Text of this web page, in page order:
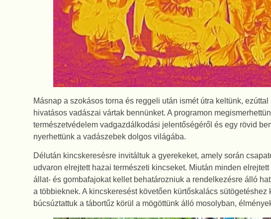
Másnap a szokásos torna és reggeli után ismét útra keltünk,
hivatásos vadászai vártak bennünket. A programon
természetvédelem vadgazdálkodási jelentőségéről és egy rövid
nyerhettünk a vadászebek dolgos világába.
Délután kincskeresésre invitáltuk a gyerekeket, amely során
udvaron elrejtett hazai természeti kincseket. Miután minden
állat- és gombafajokat kellet behatározniuk a rendelkezésre álló
a többieknek. A kincskeresést követően kürtőskalács
búcsúztattuk a tábortűz körül a mögöttünk álló mosolyban,